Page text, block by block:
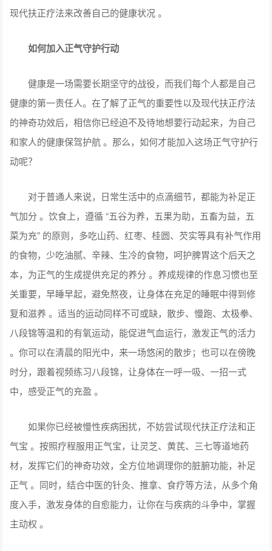
现代扶正疗法来改善自己的健康状况 。
如何加入正气守护行动
健康是一场需要长期坚守的战役，而我们每个人都是自己
健康的第一责任人。在了解了正气的重要性以及现代扶正疗法
的神奇功效后，相信你已经迫不及待地想要行动起来，为自己
和家人的健康保驾护航 。那么，如何才能加入这场正气守护行
动呢？
对于普通人来说，日常生活中的点滴细节，都能为补足正
气加分 。饮食上，遵循 “五谷为养，五果为助，五畜为益，五
菜为充” 的原则，多吃山药、红枣、桂圆、芡实等具有补气作用
的食物，少吃油腻、辛辣、生冷的食物，呵护脾胃这个后天之
本，为正气的生成提供充足的养分 。养成规律的作息习惯也至
关重要，早睡早起，避免熬夜，让身体在充足的睡眠中得到修
复和滋养 。适当的运动同样不可或缺，散步、慢跑、太极拳、
八段锦等温和的有氧运动，能促进气血运行，激发正气的活力
。你可以在清晨的阳光中，来一场悠闲的散步；也可以在傍晚
时分，跟着视频练习八段锦，让身体在一呼一吸、一招一式
中，感受正气的充盈 。
如果你已经被慢性疾病困扰，不妨尝试现代扶正疗法和正
气宝 。按照疗程服用正气宝，让灵芝、黄芪、三七等道地药
材，发挥它们的神奇功效，全方位地调理你的脏腑功能，补足
正气 。同时，结合中医的针灸、推拿、食疗等方法，从多个角
度入手，激发身体的自愈能力，让你在与疾病的斗争中，掌握
主动权 。